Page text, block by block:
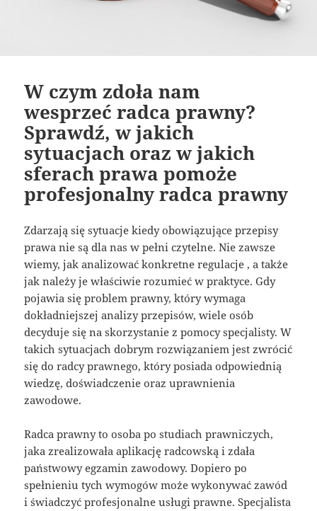
W czym zdoła nam
wesprzeć radca prawny?
Sprawdź, w jakich
sytuacjach oraz w jakich
sferach prawa pomoże
profesjonalny radca prawny
Zdarzają się sytuacje kiedy obowiązujące przepisy
prawa nie są dla nas w pełni czytelne. Nie zawsze
wiemy, jak analizować konkretne regulacje , a także
jak należy je właściwie rozumieć w praktyce. Gdy
pojawia się problem prawny, który wymaga
dokładniejszej analizy przepisów, wiele osób
decyduje się na skorzystanie z pomocy specjalisty. W
takich sytuacjach dobrym rozwiązaniem jest zwrócić
się do radcy prawnego, który posiada odpowiednią
wiedzę, doświadczenie oraz uprawnienia
zawodowe.
Radca prawny to osoba po studiach prawniczych,
jaka zrealizowała aplikację radcowską i zdała
państwowy egzamin zawodowy. Dopiero po
spełnieniu tych wymogów może wykonywać zawód
i świadczyć profesjonalne usługi prawne. Specjalista